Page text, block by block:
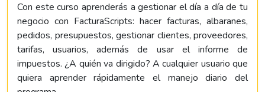
Con este curso aprenderás a gestionar el día a día de tu
negocio con FacturaScripts: hacer facturas, albaranes,
pedidos, presupuestos, gestionar clientes, proveedores,
tarifas, usuarios, además de usar el informe de
impuestos. ¿A quién va dirigido? A cualquier usuario que
quiera aprender rápidamente el manejo diario del